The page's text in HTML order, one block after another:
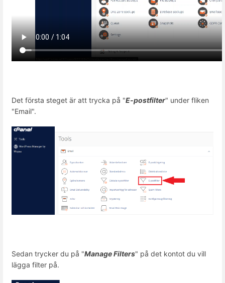
Det första steget är att trycka på "E-postfilter" under fliken
"Email".
Sedan trycker du på "Manage Filters" på det kontot du vill
lägga filter på.